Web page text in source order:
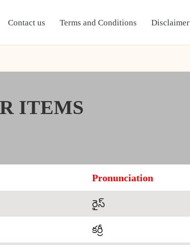
Contact us Terms and Conditions Disclaimer
ITEMS
Pronunciation
రైస్
కర్రీ